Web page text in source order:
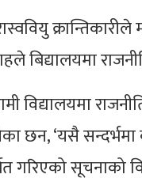
क्रान्तिकारीले
बिद्यालयमा
विद्यालयमा
छन, ‘यसै सन्दर्भमा
गरिएको